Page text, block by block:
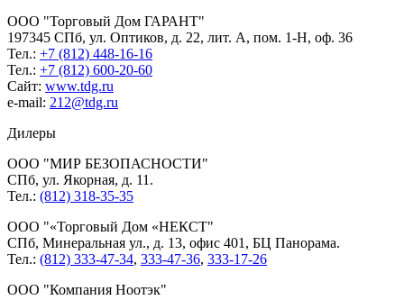
ООО
Торговый Дом ГАРАНТ
197345 СПб, ул. Оптиков, д. 22, лит. А, пом. 1-Н, оф. 36
Тел.: +7 (812) 448-16-16
Тел.: +7 (812) 600-20-60
Сайт: www.tdg.ru
e-mail: 212@tdg.ru
Дилеры
ООО
МИР БЕЗОПАСНОСТИ
СПб, ул. Якорная, д. 11.
Тел.: (812) 318-35-35
ООО
«Торговый Дом «НЕКСТ
СПб, Минеральная ул., д. 13, офис 401, БЦ Панорама.
Тел.: (812) 333-47-34, 333-47-36, 333-17-26
ООО
Компания Ноотэк